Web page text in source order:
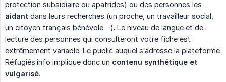
protection subsidiaire ou apatrides) ou des personnes les
aidant dans leurs recherches (un proche, un travailleur social,
un citoyen français bénévole…). Le niveau de langue et de
lecture des personnes qui consulteront votre fiche est
extrêmement variable. Le public auquel s’adresse la plateforme
Réfugiés.info implique donc un contenu synthétique et
vulgarisé.